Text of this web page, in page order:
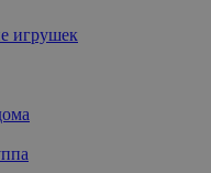
игрушек